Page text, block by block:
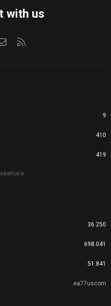
with us
Kontaktirajte nas
9
410
419
36.250
698.041
51.841
ea77uscom